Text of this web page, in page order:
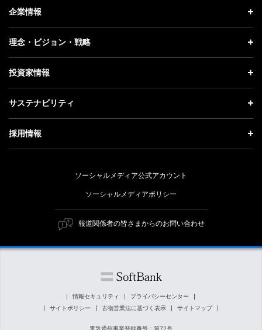
ニュース トップ
プレスリリース
更新情報
記者説明会
企業情報
企業情報 トップ
社長メッセージ
事業紹介
ガバナンス
理念・ビジョン・戦略
理念・ビジョン・戦略 トップ
成長戦略「Activate AI for Society」
人材戦略
投資家情報
投資家情報 トップ
経営方針
個人投資家の皆さまへ
株式と社債について
サステナビリティ
サステナビリティ トップ
トップメッセージ
ESG方針・体制
マテリアリティ（重要課題）
ESGの主な取り組み
外部評価・イニシアチブ
採用情報
障がい者採用
ソーシャルメディア公式アカウント
ソーシャルメディアポリシー
報道関係者の皆さまからのお問い合わせ
情報セキュリティ
プライバシーセンター
サイトポリシー
古物営業法に基づく表示 サイトマップ